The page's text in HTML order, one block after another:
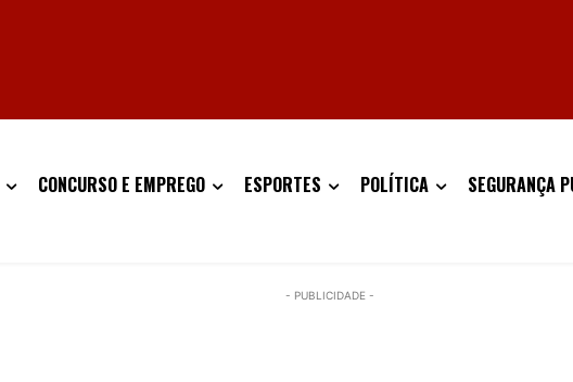
CONCURSO E EMPREGO ESPORTES POLÍTICA SEGURANÇA
- PUBLICIDADE -